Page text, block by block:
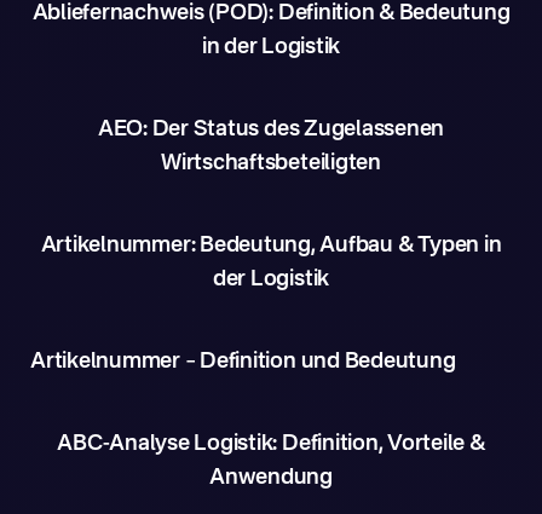
Abliefernachweis (POD): Definition & Bedeutung
in der Logistik
AEO: Der Status des Zugelassenen
Wirtschaftsbeteiligten
Artikelnummer: Bedeutung, Aufbau & Typen in
der Logistik
Artikelnummer – Definition und Bedeutung
ABC-Analyse Logistik: Definition, Vorteile &
Anwendung